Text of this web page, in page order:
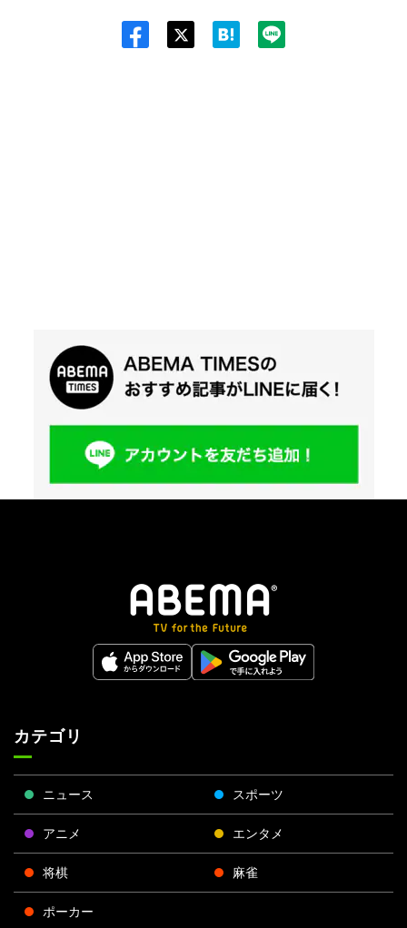
カテゴリ
ニュース スポーツ
アニメ エンタメ
将棋 麻雀
ポーカー